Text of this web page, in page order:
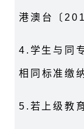
港澳台〔
4.学生与同
相同标准缴
5.若上级教